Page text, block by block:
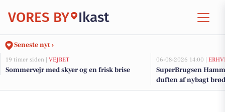
VORES BY Ikast
Seneste nyt ›
19 timer siden | VEJRET
Sommervejr med skyer og en frisk brise
06-08-2026 14:00 |
SuperBrugsen
duften af nybagt brød